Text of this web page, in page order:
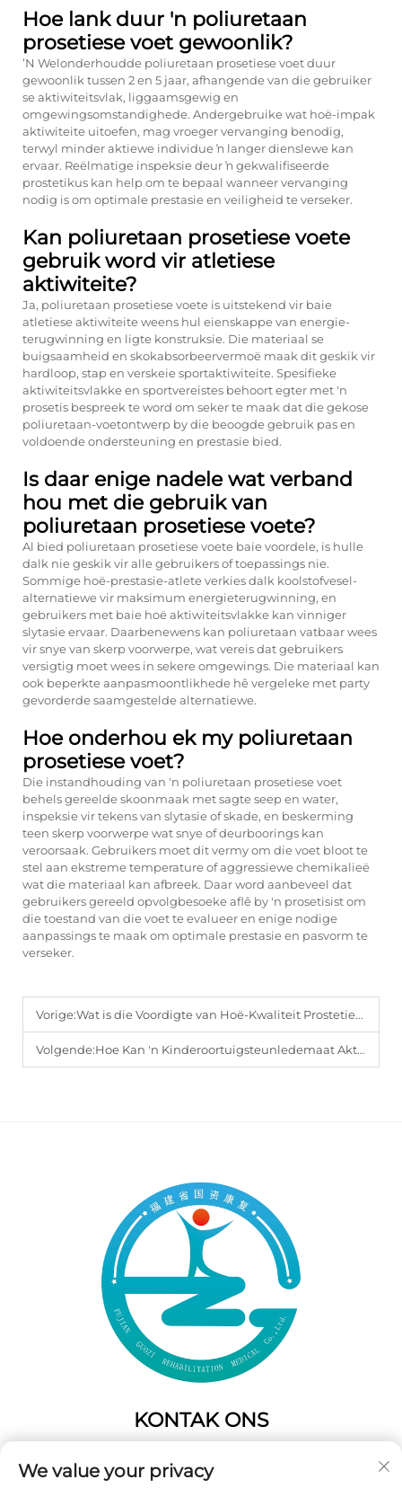
Hoe lank duur 'n poliuretaan
prosetiese voet gewoonlik?
ʼN Welonderhoudde poliuretaan prosetiese voet duur
gewoonlik tussen 2 en 5 jaar, afhangende van die gebruiker
se aktiwiteitsvlak, liggaamsgewig en
omgewingsomstandighede. Andergebruike wat hoë-impak
aktiwiteite uitoefen, mag vroeger vervanging benodig,
terwyl minder aktiewe individue ŉ langer dienslewe kan
ervaar. Reëlmatige inspeksie deur ŉ gekwalifiseerde
prostetikus kan help om te bepaal wanneer vervanging
nodig is om optimale prestasie en veiligheid te verseker.
Kan poliuretaan prosetiese voete
gebruik word vir atletiese
aktiwiteite?
Ja, poliuretaan prosetiese voete is uitstekend vir baie
atletiese aktiwiteite weens hul eienskappe van energie-
terugwinning en ligte konstruksie. Die materiaal se
buigsaamheid en skokabsorbeervermoë maak dit geskik vir
hardloop, stap en verskeie sportaktiwiteite. Spesifieke
aktiwiteitsvlakke en sportvereistes behoort egter met 'n
prosetis bespreek te word om seker te maak dat die gekose
poliuretaan-voetontwerp by die beoogde gebruik pas en
voldoende ondersteuning en prestasie bied.
Is daar enige nadele wat verband
hou met die gebruik van
poliuretaan prosetiese voete?
Al bied poliuretaan prosetiese voete baie voordele, is hulle
dalk nie geskik vir alle gebruikers of toepassings nie.
Sommige hoë-prestasie-atlete verkies dalk koolstofvesel-
alternatiewe vir maksimum energieterugwinning, en
gebruikers met baie hoë aktiwiteitsvlakke kan vinniger
slytasie ervaar. Daarbenewens kan poliuretaan vatbaar wees
vir snye van skerp voorwerpe, wat vereis dat gebruikers
versigtig moet wees in sekere omgewings. Die materiaal kan
ook beperkte aanpasmoontlikhede hê vergeleke met party
gevorderde saamgestelde alternatiewe.
Hoe onderhou ek my poliuretaan
prosetiese voet?
Die instandhouding van 'n poliuretaan prosetiese voet
behels gereelde skoonmaak met sagte seep en water,
inspeksie vir tekens van slytasie of skade, en beskerming
teen skerp voorwerpe wat snye of deurboorings kan
veroorsaak. Gebruikers moet dit vermy om die voet bloot te
stel aan ekstreme temperature of aggressiewe chemikalieë
wat die materiaal kan afbreek. Daar word aanbeveel dat
gebruikers gereeld opvolgbesoeke aflê by 'n prosetisist om
die toestand van die voet te evalueer en enige nodige
aanpassings te maak om optimale prestasie en pasvorm te
verseker.
Vorige:Wat is die Voordigte van Hoë-Kwaliteit Prostetiese Toegoeie vir Amputees?
Volgende:Hoe Kan 'n Kinderoortuigsteunledemaat Aktiewe Speel en Daaglikse Mobiliteit Ondersteun?
KONTAK ONS
Fuzhou,Fujian,China
We value your privacy